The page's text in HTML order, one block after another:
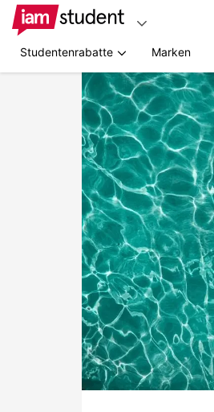
Studentenrabatte Marken